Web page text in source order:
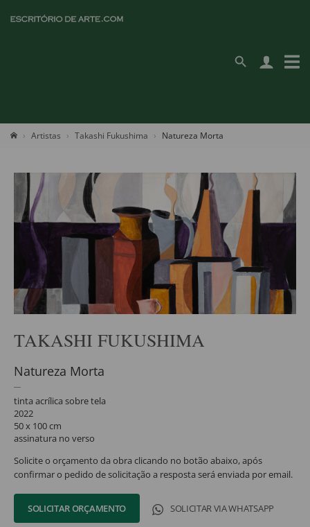
Artistas Takashi Fukushima Natureza Morta
TAKASHI FUKUSHIMA
Natureza Morta
tinta acrílica sobre tela
2022
50 x 100 cm
assinatura no verso
Solicite o orçamento da obra clicando no botão abaixo, após
confirmar o pedido de solicitação a resposta será enviada por email.
SOLICITAR ORÇAMENTO SOLICITAR VIA WHATSAPP